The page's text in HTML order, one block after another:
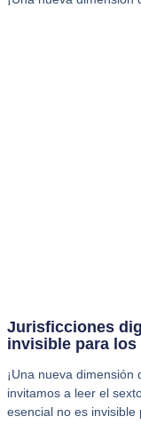
Jurisficciones
invisible para los
¡Una nueva dimensión
invitamos a leer el
esencial no es